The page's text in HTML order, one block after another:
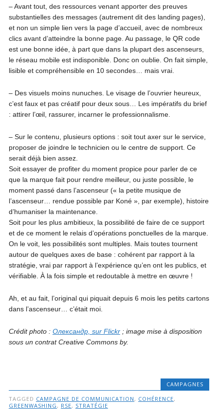
– Avant tout, des ressources venant apporter des preuves
substantielles des messages (autrement dit des landing pages),
et non un simple lien vers la page d’accueil, avec de nombreux
clics avant d’atteindre la bonne page. Au passage, le QR code
est une bonne idée, à part que dans la plupart des ascenseurs,
le réseau mobile est indisponible. Donc on oublie. On fait simple,
lisible et compréhensible en 10 secondes… mais vrai.
– Des visuels moins nunuches. Le visage de l’ouvrier heureux,
c’est faux et pas créatif pour deux sous… Les impératifs du brief
: attirer l’œil, rassurer, incarner le professionnalisme.
– Sur le contenu, plusieurs options : soit tout axer sur le service,
proposer de joindre le technicien ou le centre de support. Ce
serait déjà bien assez.
Soit essayer de profiter du moment propice pour parler de ce
que la marque fait pour rendre meilleur, ou juste possible, le
moment passé dans l’ascenseur (« la petite musique de
l’ascenseur… rendue possible par Koné », par exemple), histoire
d’humaniser la maintenance.
Soit pour les plus ambitieux, la possibilité de faire de ce support
et de ce moment le relais d’opérations ponctuelles de la marque.
On le voit, les possibilités sont multiples. Mais toutes tournent
autour de quelques axes de base : cohérent par rapport à la
stratégie, vrai par rapport à l’expérience qu’en ont les publics, et
vérifiable. À la fois simple et redoutable à mettre en œuvre !
Ah, et au fait, l’original qui piquait depuis 6 mois les petits cartons
dans l’ascenseur… c’était moi.
Crédit photo : Олександр, sur Flickr; image mise à disposition
sous un contrat Creative Commons by.
CAMPAGNES
TAGGED CAMPAGNE DE COMMUNICATION , COHÉRENCE,
GREENWASHING , RSE, STRATÉGIE